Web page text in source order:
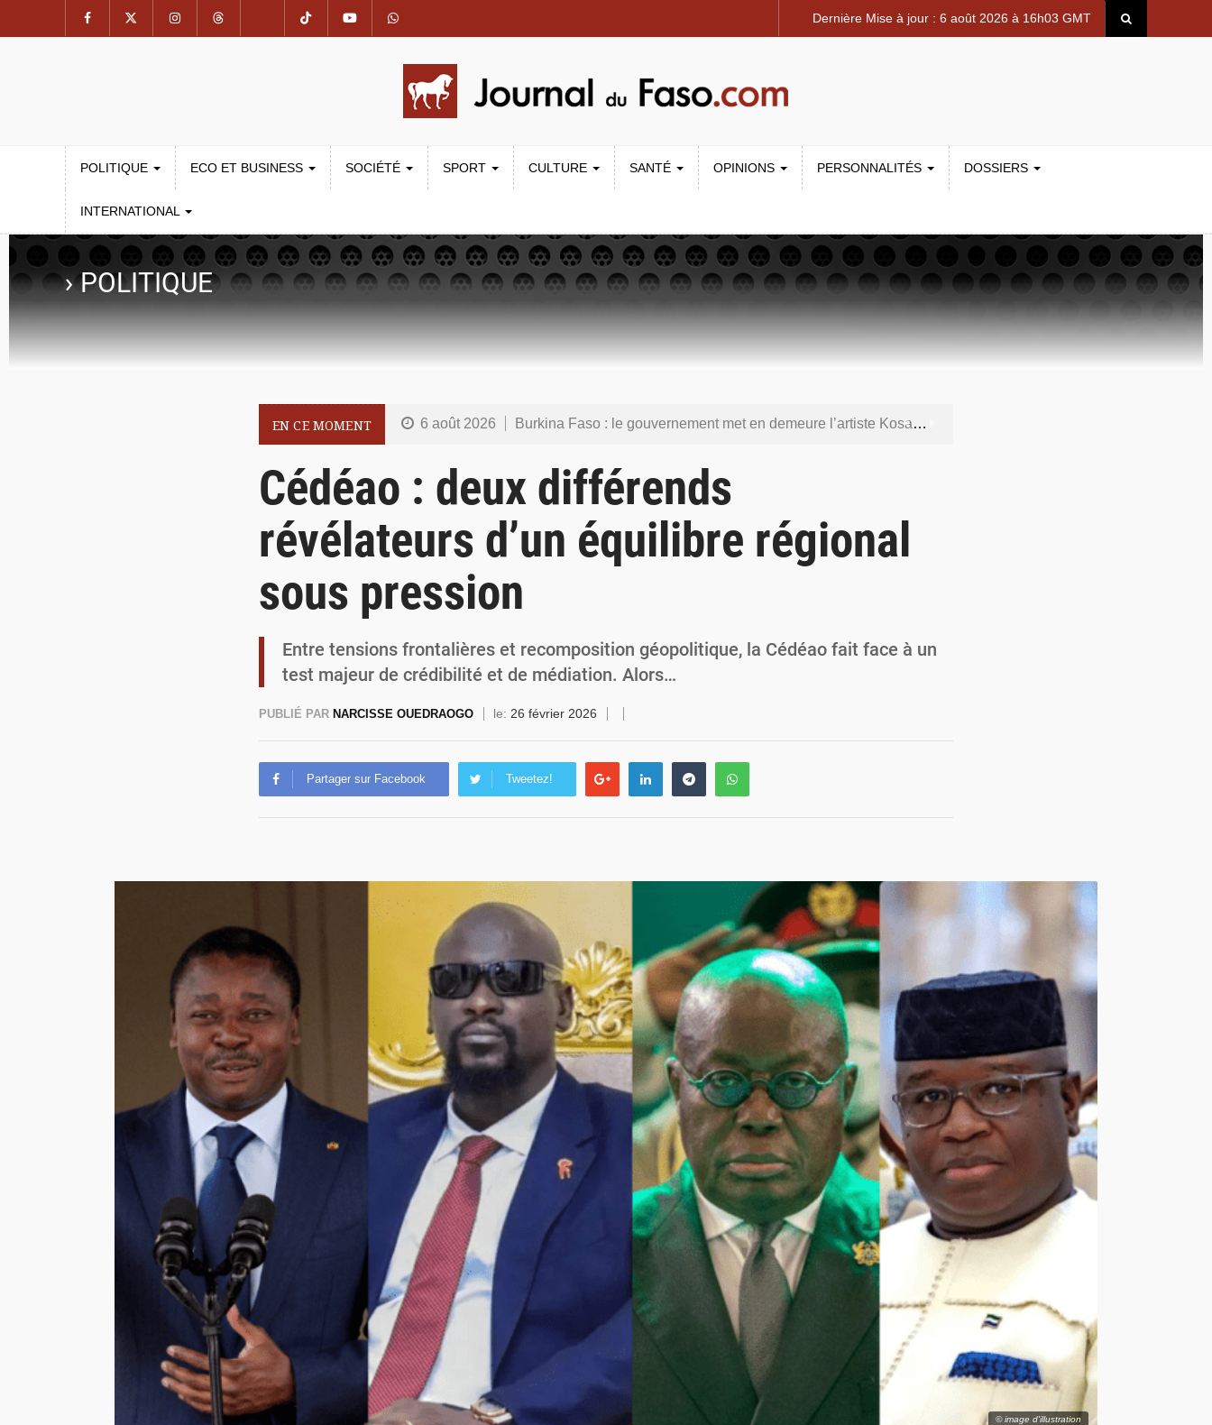
Dernière Mise à jour : 6 août 2026 à 16h03 GMT
POLITIQUE ECO ET BUSINESS SOCIÉTÉ SPORT CULTURE SANTÉ OPINIONS PERSONNALITÉS DOSSIERS
INTERNATIONAL
›POLITIQUE
EN CE MOMENT 6 août 2026 Burkina Faso : le gouvernement met en demeure l’artiste Kosa Pic de retirer de toutes les plateformes, ses contenus jugés contraires aux bonnes mœurs
5 août 2026 Commémoration du 5 août : Ibrahim Traoré appelle à faire de la Révolution progressiste populaire le socle de la souveraineté nationale
4 août 2026 Burkina Faso : l’ALP ratifie le protocole de Montréal 2014 pour renforcer la sécurité aérienne
4 août 2026 Commémoration du 4 août : Ibrahim Traoré appelle à une mobilisation totale pour la souveraineté nationale
Cédéao : deux différends
révélateurs d’un équilibre régional
sous pression
Entre tensions frontalières et recomposition géopolitique, la Cédéao fait face à un
test majeur de crédibilité et de médiation. Alors…
PUBLIÉ PAR NARCISSE OUEDRAOGO le: 26 février 2026
Partager sur Facebook Tweetez!
© image d'illustration